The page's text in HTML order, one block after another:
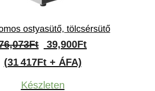
ostyasütő, tölcsérsütő
Ft
Original
price
was:
39,900FtCurrent
(31 417Ft + ÁFA)
Készleten